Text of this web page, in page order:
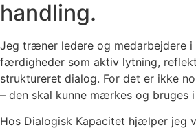
handling.
Jeg træner ledere og medarbejdere i
færdigheder som aktiv lytning,
struktureret dialog. For det er ikke
– den skal kunne mærkes og bruges
Hos Dialogisk Kapacitet hjælper jeg